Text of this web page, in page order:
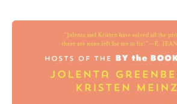
Greenberg
Kristen